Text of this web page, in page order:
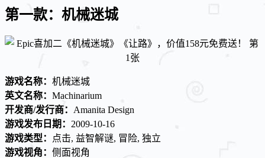
第一款：机械迷城
游戏名称： 机械迷城
英文名称： Machinarium
开发商/发行商： Amanita Design
游戏发布日期： 2009-10-16
游戏类型：
点击, 益智解谜, 冒险, 独立
游戏视角： 侧面视角